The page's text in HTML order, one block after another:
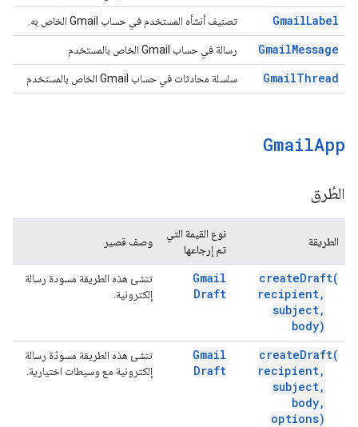
GmailLabel تصنيف أنشأه المستخدم في حساب Gmail الخاص به.
GmailMessage رسالة في حساب Gmail الخاص بالمستخدم
GmailThread سلسلة محادثات في حساب Gmail الخاص بالمستخدم
GmailApp
الطُرق
الطريقة
نوع القيمة التي
تم إرجاعها
وصف قصير
createDraft(
recipient,
subject,
body)
Gmail
Draft
تنشئ هذه الطريقة مسودة رسالة
إلكترونية.
createDraft(
recipient,
subject,
body,
options)
Gmail
Draft
تنشئ هذه الطريقة مسودّة رسالة
إلكترونية مع وسيطات اختيارية.